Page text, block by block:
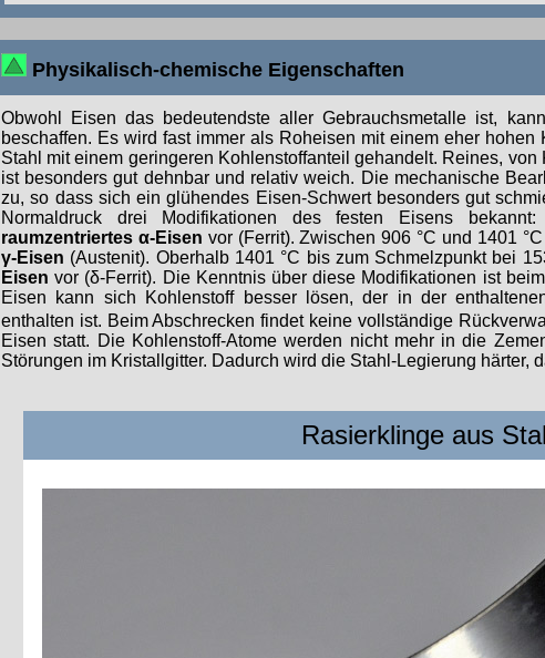
Physikalisch-chemische Eigenschaften
Obwohl Eisen das bedeutendste aller Gebrauchsmetalle ist,
beschaffen. Es wird fast immer als Roheisen mit einem eher
Stahl mit einem geringeren Kohlenstoffanteil gehandelt. Reines,
ist besonders gut dehnbar und relativ weich. Die mechanische
zu, so dass sich ein glühendes Eisen-Schwert besonders gut
Normaldruck drei Modifikationen des festen Eisens
raumzentriertes α-Eisen vor (Ferrit). Zwischen 906 °C und 1401
γ-Eisen (Austenit). Oberhalb 1401 °C bis zum Schmelzpunkt bei
Eisen vor (δ-Ferrit). Die Kenntnis über diese Modifikationen ist
Eisen kann sich Kohlenstoff besser lösen, der in der
enthalten ist. Beim Abschrecken findet keine vollständige
Eisen statt. Die Kohlenstoff-Atome werden nicht mehr in die
Störungen im Kristallgitter. Dadurch wird die Stahl-Legierung härter,
Rasierklinge aus